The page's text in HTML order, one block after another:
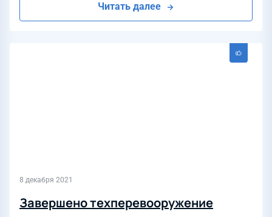
Читать далее
8 декабря 2021
Завершено техперевооружение